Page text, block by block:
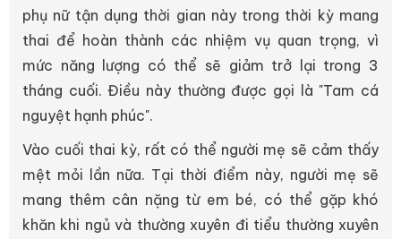
phụ nữ tận dụng thời gian này trong thời kỳ mang
thai để hoàn thành các nhiệm vụ quan trọng, vì
mức năng lượng có thể sẽ giảm trở lại trong 3
tháng cuối. Điều này thường được gọi là "Tam cá
nguyệt hạnh phúc".
Vào cuối thai kỳ, rất có thể người mẹ sẽ cảm thấy
mệt mỏi lần nữa. Tại thời điểm này, người mẹ sẽ
mang thêm cân nặng từ em bé, có thể gặp khó
khăn khi ngủ và thường xuyên đi tiểu thường xuyên